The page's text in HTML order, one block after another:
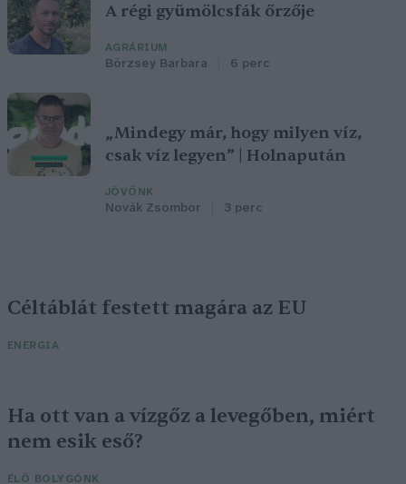
A régi gyümölcsfák őrzője
AGRÁRIUM
Börzsey Barbara 6 perc
„Mindegy már, hogy milyen víz,
csak víz legyen” | Holnapután
JÖVŐNK
Novák Zsombor 3 perc
Céltáblát festett magára az EU
ENERGIA
Ha ott van a vízgőz a levegőben, miért
nem esik eső?
ÉLŐ BOLYGÓNK